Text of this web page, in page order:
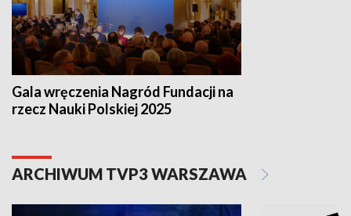
Gala wręczenia Nagród Fundacji na
rzecz Nauki Polskiej 2025
ARCHIWUM TVP3 WARSZAWA